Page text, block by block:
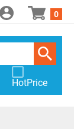
0
HotPrice